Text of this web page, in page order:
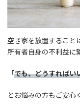
空き家を放置すること
所有者自身の不利益に
「でも、どうすれば
とお悩みの方もご安心